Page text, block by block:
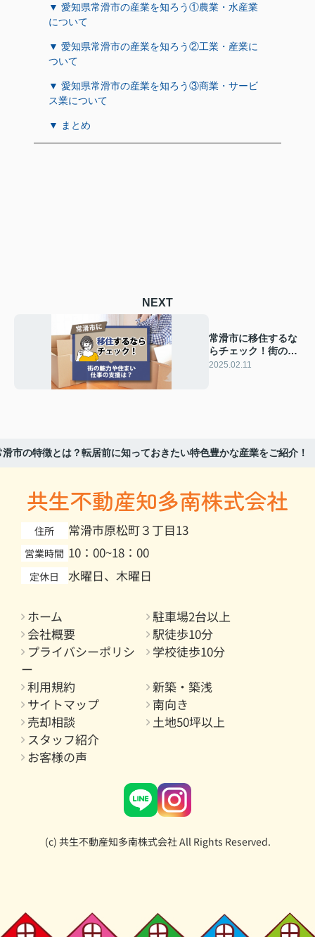
▼ 愛知県常滑市の産業を知ろう①農業・水産業
について
▼ 愛知県常滑市の産業を知ろう②工業・産業に
ついて
▼ 愛知県常滑市の産業を知ろう③商業・サービ
ス業について
▼ まとめ
NEXT
常滑市に移住するな
らチェック！街の魅
力や住まい・仕事の
2025.02.11
市の特徴とは？転居前に知っておきたい特色豊かな産業をご紹介！
共生不動産知多南株式会社
住所 常滑市原松町３丁目13
営業時間 10：00~18：00
定休日 水曜日、木曜日
ホーム
駐車場2台以上
会社概要
駅徒歩10分
プライバシーポリシ
ー
学校徒歩10分
利用規約
新築・築浅
サイトマップ
南向き
売却相談
土地50坪以上
スタッフ紹介
お客様の声
(c) 共生不動産知多南株式会社 All Rights Reserved.